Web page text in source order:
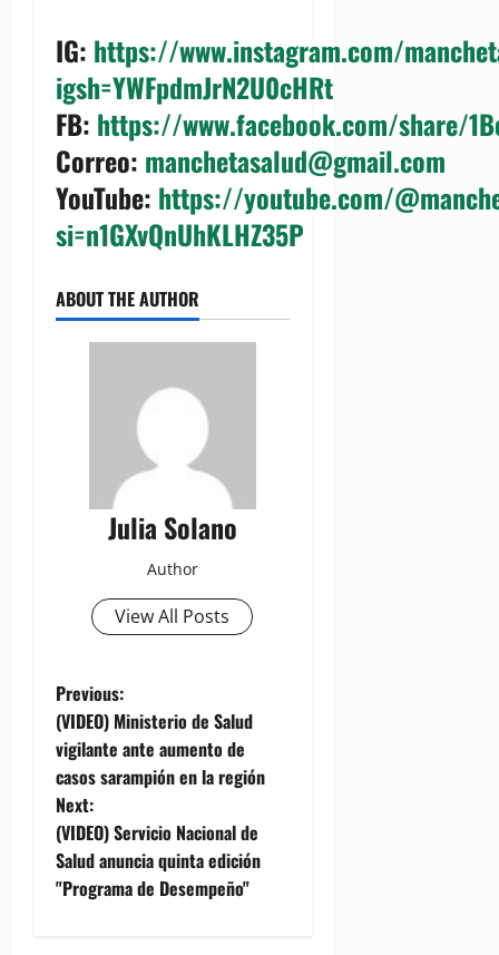
IG: https://www.instagram.com/
igsh=YWFpdmJrN2U0cHRt
FB: https://www.facebook.com/share/
Correo: manchetasalud@gmail.com
YouTube: https://youtube.com/
si=n1GXvQnUhKLHZ35P
ABOUT THE AUTHOR
Julia Solano
Author
View All Posts
P
o
s
t
n
Previous:
(VIDEO) Ministerio de Salud
vigilante ante aumento de
casos sarampión en la región
Next:
(VIDEO) Servicio Nacional de
Salud anuncia quinta edición
"Programa de Desempeño"